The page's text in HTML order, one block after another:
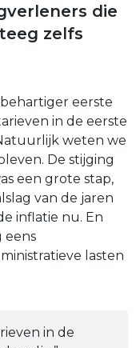
die
zelfs
eerste
in de eerste
weten we
De stijging
een grote stap,
van de jaren
inflatie nu. En
eens
lasten
in de